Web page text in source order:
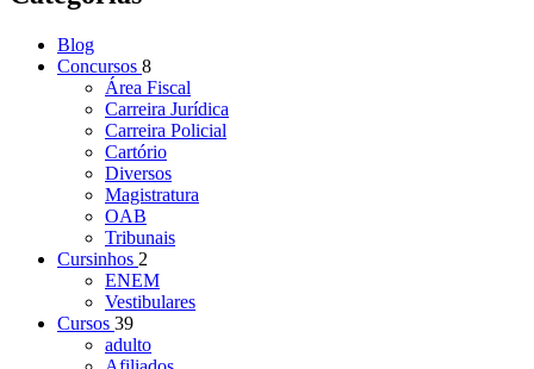
Blog
Concursos 8
Área Fiscal
Carreira Jurídica
Carreira Policial
Cartório
Diversos
Magistratura
OAB
Tribunais
Cursinhos 2
ENEM
Vestibulares
Cursos 39
adulto